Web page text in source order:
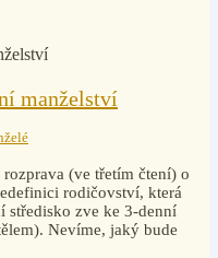
manželství
(ve třetím čtení) o
rodičovství, která
středisko zve ke 3-denní
Nevíme, jaký bude